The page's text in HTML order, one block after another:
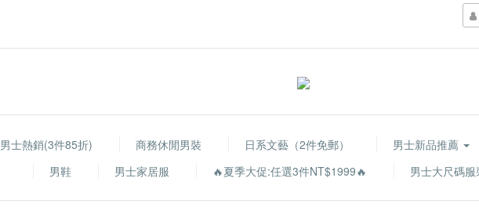
男士熱銷(3件85折) 商務休閒男裝 日系文藝（2件免郵）
男士新品推薦
男鞋
男士家居服 🔥夏季大促:任選3件NT$1999🔥 男士大尺碼服